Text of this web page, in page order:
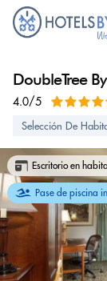
DoubleTree
4.0/5
Selección De
Escritorio en
Pase de piscina